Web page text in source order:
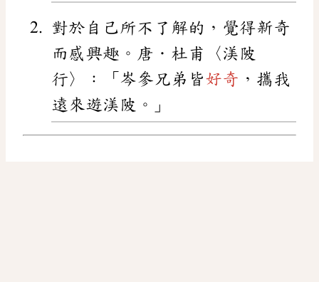
對於自己所不了解的，覺得新奇
而感興趣。唐．杜甫〈渼陂
行〉：「岑參兄弟皆好奇 ，攜我
遠來遊渼陂。」